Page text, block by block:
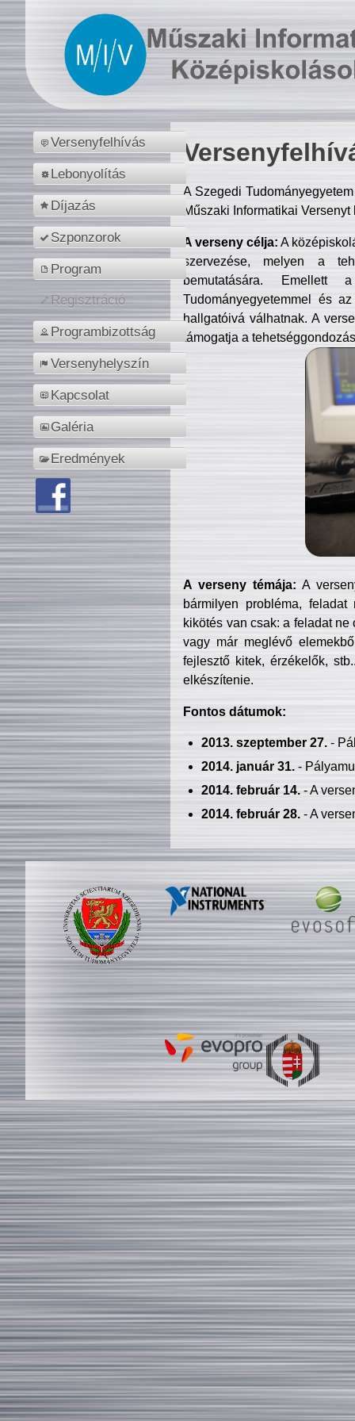
Versenyfelhívás
Lebonyolítás
Díjazás
Szponzorok
Program
Regisztráció
Programbizottság
Versenyhelyszín
Kapcsolat
Galéria
Eredmények
A Szegedi
Műszaki Informatikai
A verseny célja: A
szervezése, melyen a
bemutatására. Emellett
Tudományegyetemmel és
hallgatóivá válhatnak. A
támogatja a
A verseny témája: A
bármilyen probléma, feladat
kikötés van csak: a feladat
vagy már meglévő
fejlesztő kitek, érzékelők,
elkészítenie.
Fontos dátumok:
2013. szeptember 27.-
2014. január 31.-
2014. február 14.- A
2014. február 28.- A